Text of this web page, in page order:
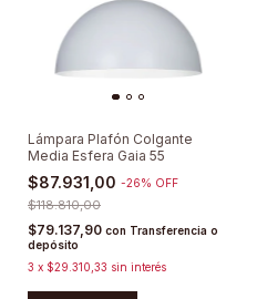
Lámpara Plafón Colgante
Media Esfera Gaia 55
$87.931,00 -26% OFF
$118.810,00
$79.137,90 con Transferencia o
depósito
3 x $29.310,33 sin interés